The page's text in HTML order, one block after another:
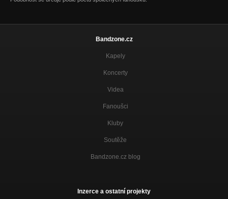
Bandzone.cz
Kapely
Koncerty
Videa
Fanoušci
Kluby
Soutěže
Bandzone.cz blog
Inzerce a ostatní projekty